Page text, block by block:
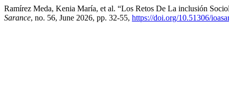
Ramírez Meda, Kenia María, et al. “Los Retos De La inclusión
Sarance, no. 56, June 2026, pp. 32-55, https://doi.org/10.51306/